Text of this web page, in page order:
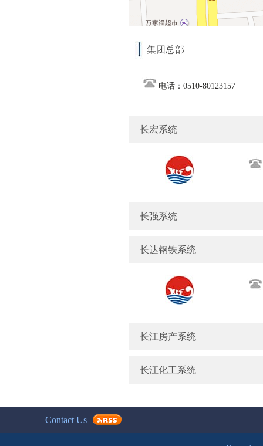
集团总部
电话：0510-80123157
长宏系统
长强系统
长达钢铁系统
长江房产系统
长江化工系统
Contact Us